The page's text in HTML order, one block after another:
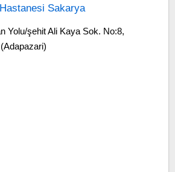
Sakarya
Yolu/şehit Ali Kaya Sok. No:8,